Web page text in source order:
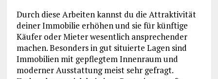
Durch diese Arbeiten kannst du die Attraktivität
deiner Immobilie erhöhen und sie für künftige
Käufer oder Mieter wesentlich ansprechender
machen. Besonders in gut situierte Lagen sind
Immobilien mit gepflegtem Innenraum und
moderner Ausstattung meist sehr gefragt.